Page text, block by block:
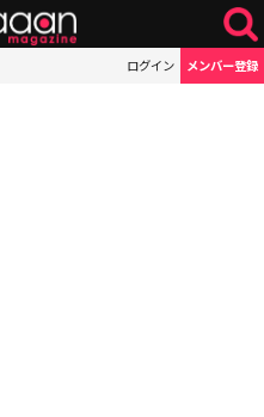
ログイン メンバー登録